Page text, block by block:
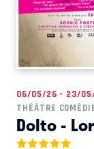
06/05/26 - 23/
THÉÂTRE
Dolto -